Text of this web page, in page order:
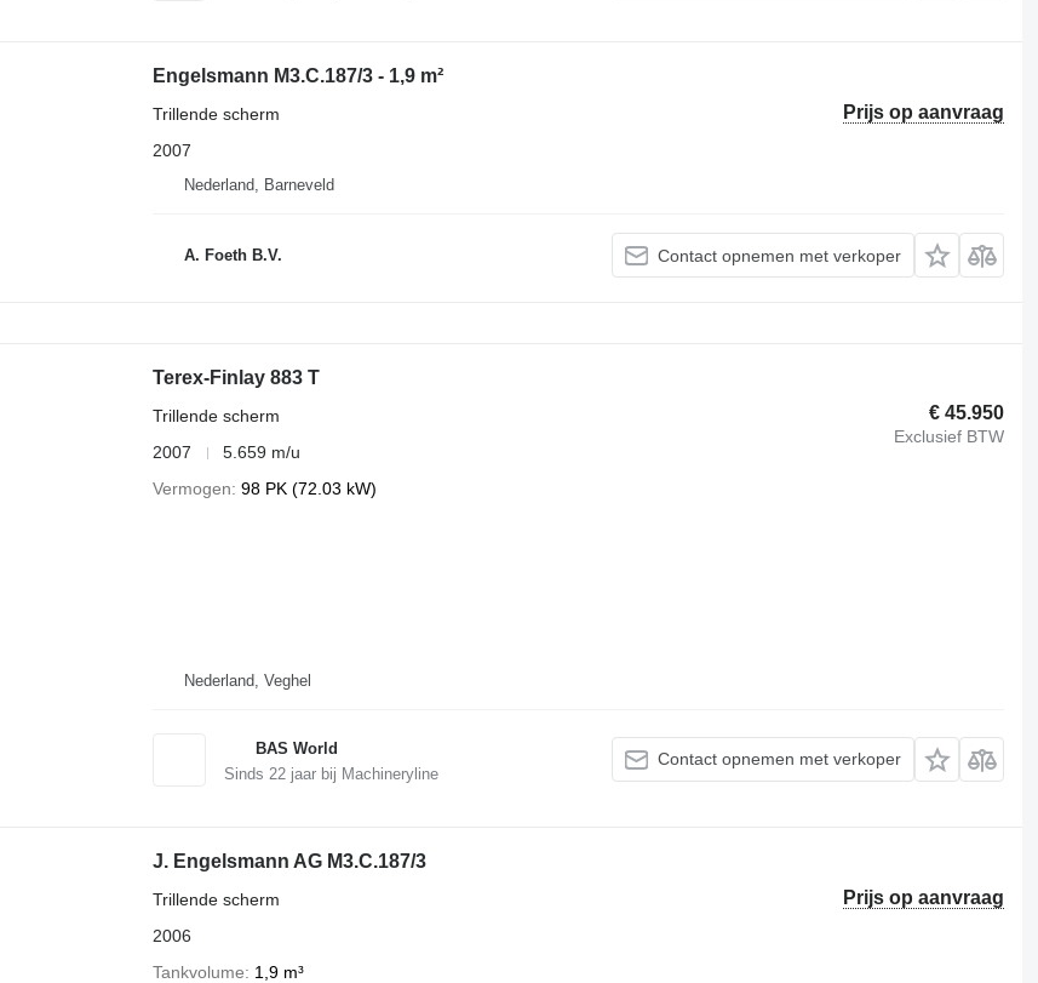
Engelsmann M3.C.187/3 - 1,9 m²
Prijs op aanvraag
Trillende scherm
2007
Nederland, Barneveld
A. Foeth B.V. Contact opnemen met verkoper
Terex-Finlay 883 T
€ 45.950
Exclusief BTW
Trillende scherm
2007
5.659 m/u
Vermogen 98 PK (72.03 kW)
Nederland, Veghel
BAS World
Sinds 22jaar bij Machineryline
Contact opnemen met verkoper
J. Engelsmann AG M3.C.187/3
Prijs op aanvraag
Trillende scherm
2006
Tankvolume
1,9 m³